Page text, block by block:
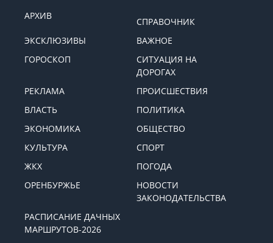
АРХИВ
СПРАВОЧНИК
ЭКСКЛЮЗИВЫ
ВАЖНОЕ
ГОРОСКОП
СИТУАЦИЯ НА
ДОРОГАХ
РЕКЛАМА
ПРОИСШЕСТВИЯ
ВЛАСТЬ
ПОЛИТИКА
ЭКОНОМИКА
ОБЩЕСТВО
КУЛЬТУРА
СПОРТ
ЖКХ
ПОГОДА
ОРЕНБУРЖЬЕ
НОВОСТИ
ЗАКОНОДАТЕЛЬСТВА
РАСПИСАНИЕ ДАЧНЫХ
МАРШРУТОВ-2026